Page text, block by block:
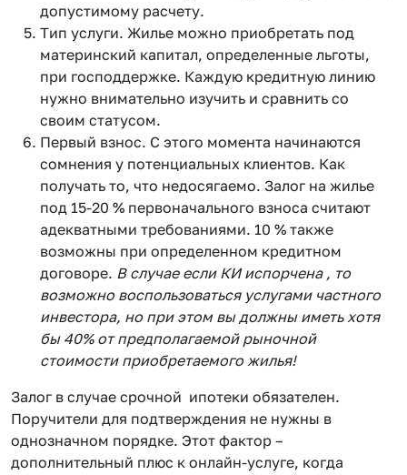
допустимому расчету.
Тип услуги. Жилье можно приобретать под
материнский капитал, определенные льготы,
при господдержке. Каждую кредитную линию
нужно внимательно изучить и сравнить со
своим статусом.
Первый взнос. С этого момента начинаются
сомнения у потенциальных клиентов. Как
получать то, что недосягаемо. Залог на жилье
под 15-20 % первоначального взноса считают
адекватными требованиями. 10 % также
возможны при определенном кредитном
договоре. В случае если КИ испорчена , то
возможно воспользоваться услугами частного
инвестора, но при этом вы должны иметь хотя
бы 40% от предполагаемой рыночной
стоимости приобретаемого жилья!
Залог в случае срочной ипотеки обязателен.
Поручители для подтверждения не нужны в
однозначном порядке. Этот фактор –
дополнительный плюс к онлайн-услуге, когда